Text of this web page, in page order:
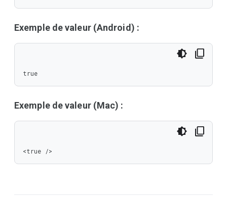
Exemple de valeur (Android) :
true
Exemple de valeur (Mac) :
<true />